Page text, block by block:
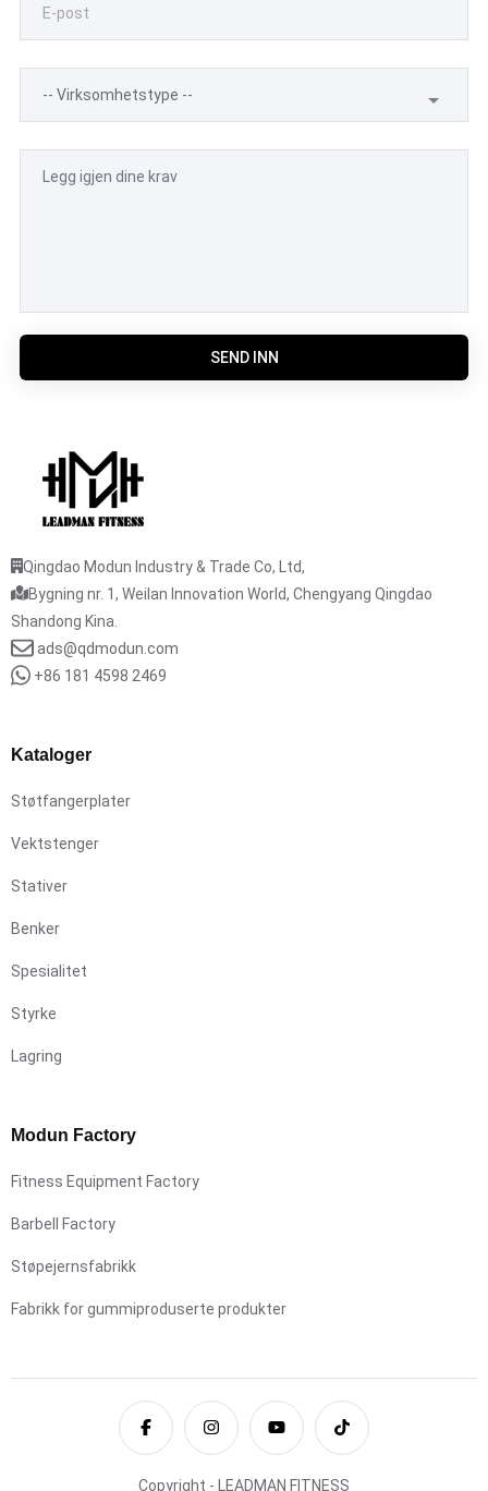
SEND INN
Qingdao Modun Industry & Trade Co, Ltd,
Bygning nr. 1, Weilan Innovation World, Chengyang Qingdao
Shandong Kina.
ads@qdmodun.com
+86 181 4598 2469
Kataloger
Støtfangerplater
Vektstenger
Stativer
Benker
Spesialitet
Styrke
Lagring
Modun Factory
Fitness Equipment Factory
Barbell Factory
Støpejernsfabrikk
Fabrikk for gummiproduserte produkter
Copyright - LEADMAN FITNESS